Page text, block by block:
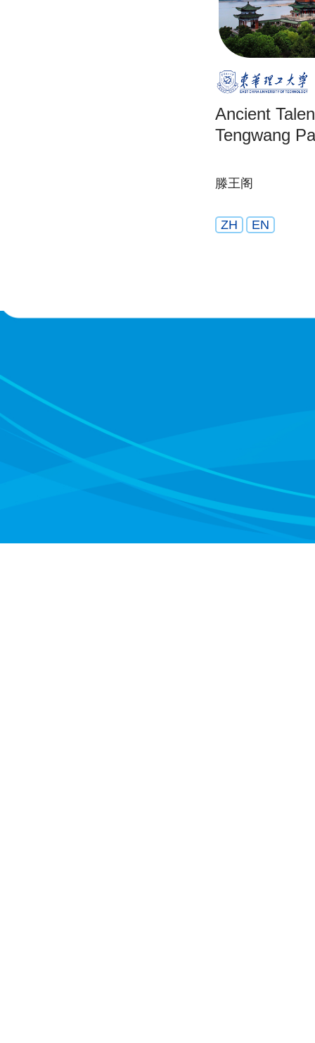
Ancient
Tengwang
滕王阁
ZH EN